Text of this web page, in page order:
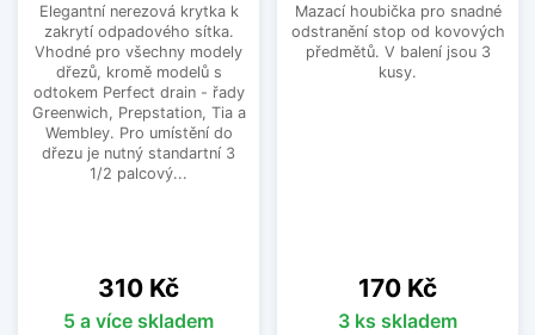
Elegantní nerezová krytka k
zakrytí odpadového sítka.
Vhodné pro všechny modely
dřezů, kromě modelů s
odtokem Perfect drain - řady
Greenwich, Prepstation, Tia a
Wembley. Pro umístění do
dřezu je nutný standartní 3
1/2 palcový...
Cena
310 Kč
5 a více skladem
Mazací houbička pro snadné
odstranění stop od kovových
předmětů. V balení jsou 3
kusy.
Cena
170 Kč
3 ks skladem